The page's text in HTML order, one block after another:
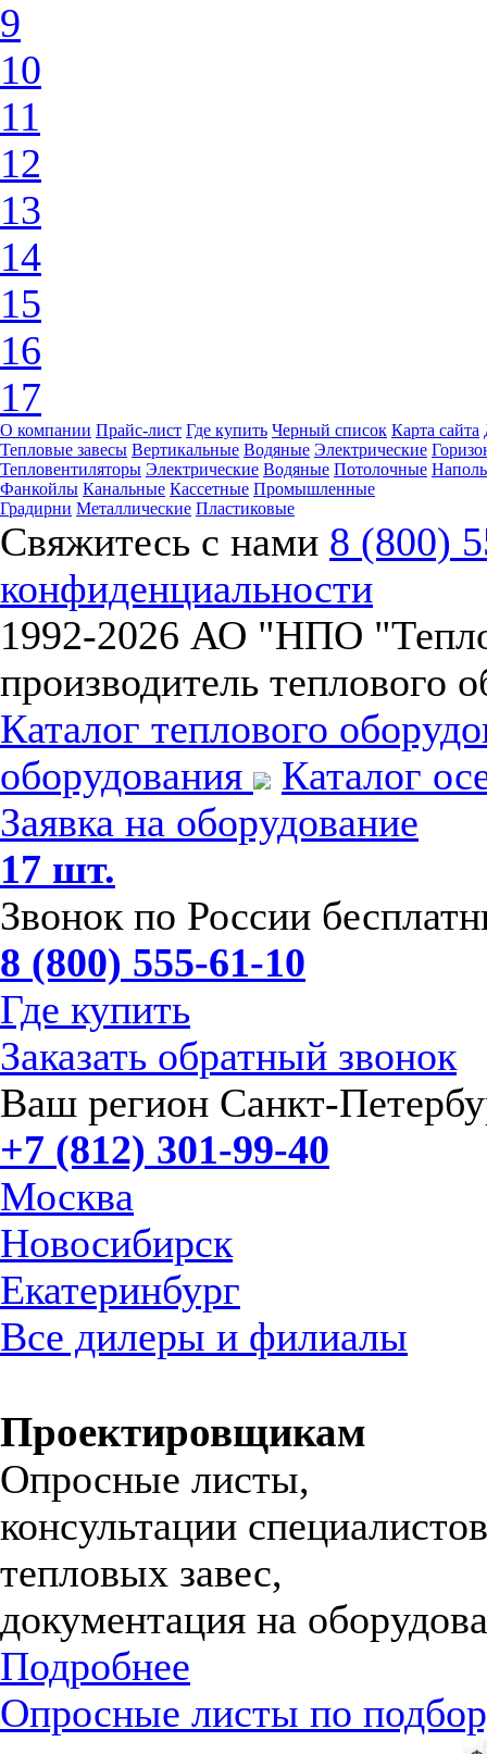
9
10
11
12
13
14
15
16
17
О компании Прайс-лист Где купить Черный список Карта сайта
Тепловые завесы Вертикальные Водяные Электрические
Тепловентиляторы Электрические Водяные Потолочные
Фанкойлы Канальные Кассетные Промышленные
Градирни Металлические Пластиковые
Свяжитесь с нами 8 (800)
конфиденциальности
1992-2026 АО "НПО
производитель теплового
Каталог теплового
оборудования
Каталог
Заявка на оборудование
17 шт.
Звонок по России
8 (800) 555-61-10
Где купить
Заказать обратный звонок
Ваш регион Санкт-
+7 (812) 301-99-40
Москва
Новосибирск
Екатеринбург
Все дилеры и филиалы
Проектировщикам
Опросные листы,
консультации
тепловых завес,
документация на
Подробнее
Опросные листы по